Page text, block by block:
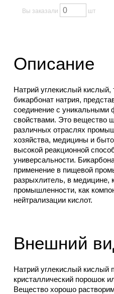
Вы заказали шт
Описание
Натрий углекислый кислый,
бикарбонат натрия,
соединение с уникальными
свойствами. Это вещество
различных отраслях
хозяйства, медицины и
высокой реакционной
универсальности.
применение в пищевой
разрыхлитель, в медицине,
промышленности, как
нейтрализации кислот.
Внешний
Натрий углекислый кислый
кристаллический порошок
Вещество хорошо